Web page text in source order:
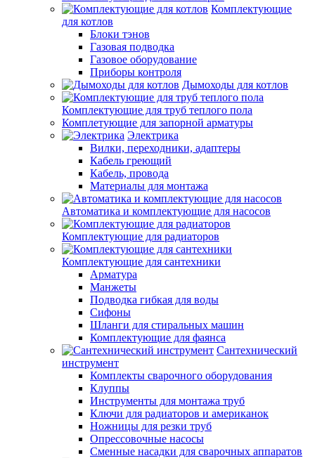
Комплектующие
для котлов
Блоки тэнов
Газовая подводка
Газовое оборудование
Приборы контроля
Дымоходы для котлов
Комплектующие для труб теплого пола
Комплетующие для запорной арматуры
Электрика
Вилки, переходники, адаптеры
Кабель греющий
Кабель, провода
Материалы для монтажа
Автоматика и комплектующие для насосов
Комплектующие для радиаторов
Комплектующие для сантехники
Арматура
Манжеты
Подводка гибкая для воды
Сифоны
Шланги для стиральных машин
Комплектующие для фаянса
Сантехнический
инструмент
Комплекты сварочного оборудования
Клуппы
Инструменты для монтажа труб
Ключи для радиаторов и американок
Ножницы для резки труб
Опрессовочные насосы
Сменные насадки для сварочных аппаратов